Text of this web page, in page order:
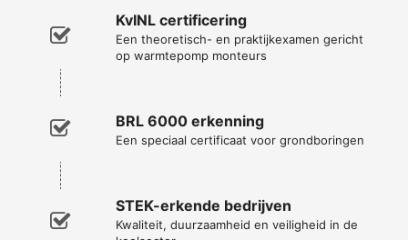
KvINL certificering
Een theoretisch- en praktijkexamen gericht
op warmtepomp monteurs
BRL 6000 erkenning
Een speciaal certificaat voor grondboringen
STEK-erkende bedrijven
Kwaliteit, duurzaamheid en veiligheid in de